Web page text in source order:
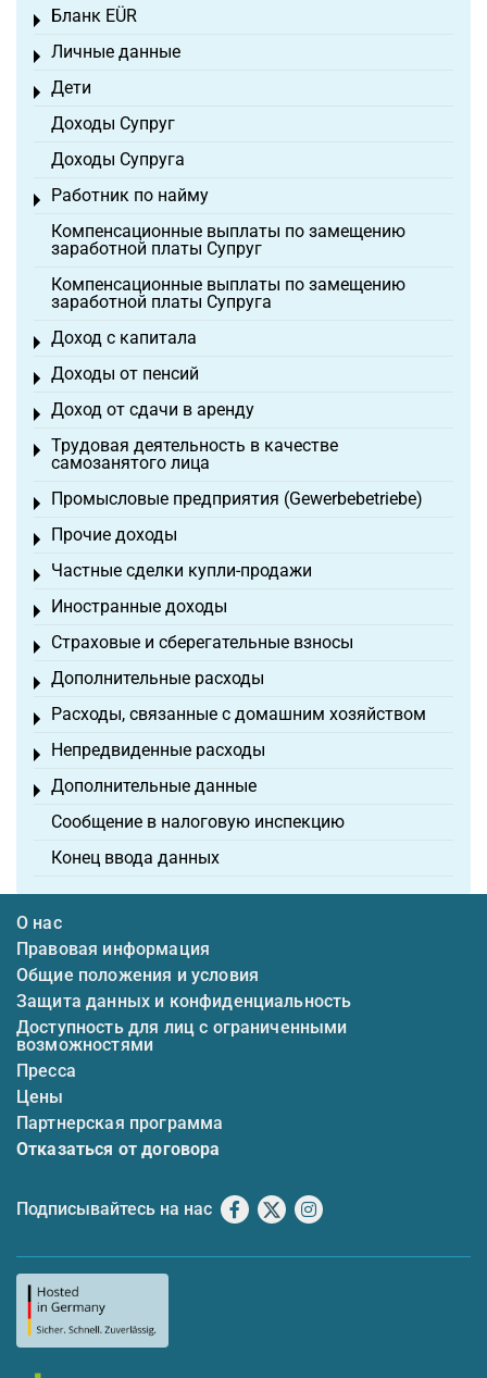
Бланк EÜR
Toggle menu
Личные данные
Toggle menu
Дети
Toggle menu
Доходы Супруг
Доходы Супруга
Работник по найму
Toggle menu
Компенсационные выплаты по замещению
заработной платы Супруг
Компенсационные выплаты по замещению
заработной платы Супруга
Доход с капитала
Toggle menu
Доходы от пенсий
Toggle menu
Доход от сдачи в аренду
Toggle menu
Трудовая деятельность в качестве
самозанятого лица
Toggle menu
Промысловые предприятия (Gewerbebetriebe)
Toggle menu
Прочие доходы
Toggle menu
Частные сделки купли-продажи
Toggle menu
Иностранные доходы
Toggle menu
Страховые и сберегательные взносы
Toggle menu
Дополнительные расходы
Toggle menu
Расходы, связанные с домашним хозяйством
Toggle menu
Непредвиденные расходы
Toggle menu
Дополнительные данные
Toggle menu
Сообщение в налоговую инспекцию
Конец ввода данных
О нас
Правовая информация
Общие положения и условия
Защита данных и конфиденциальность
Доступность для лиц с ограниченными
возможностями
Пресса
Цены
Партнерская программа
Отказаться от договора
Подписывайтесь на нас Facebook
X Instagram